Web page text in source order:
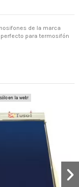
de la marca
para termosifón
en la web!